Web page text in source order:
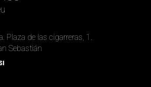
Plaza de las cigarreras, 1.
Sebastián